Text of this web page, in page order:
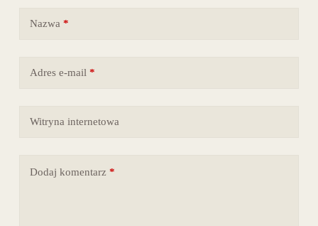
Nazwa *
Adres e-mail *
Witryna internetowa
Dodaj komentarz *